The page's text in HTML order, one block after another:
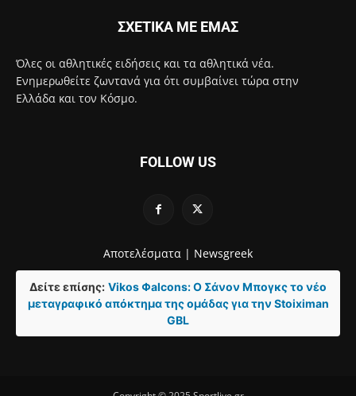
ΣΧΕΤΙΚΑ ΜΕ ΕΜΑΣ
Όλες οι αθλητικές ειδήσεις και τα αθλητικά νέα.
Ενημερωθείτε ζωντανά για ότι συμβαίνει τώρα στην
Ελλάδα και τον Κόσμο.
FOLLOW US
Αποτελέσματα | Newsgreek
Δείτε επίσης: Vikos Φalcons: Ο Σάνον Μπογκς το νέο
μεταγραφικό απόκτημα της ομάδας για την Stoiximan
GBL